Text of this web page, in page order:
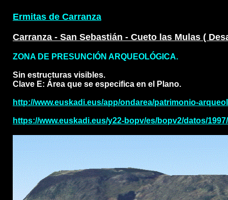
Ermitas de Carranza
Carranza - San Sebastián - Cueto las Mulas (
ZONA DE PRESUNCIÓN ARQUEOLÓGICA.
Sin estructuras visibles.
Clave E: Área que se especifica en el Plano.
http://www.euskadi.eus/app/ondarea/patrimonio-
https://www.euskadi.eus/y22-bopv/es/bopv2/datos/